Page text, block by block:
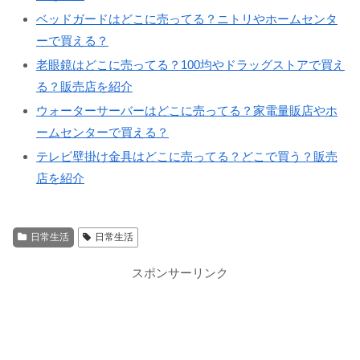
ベッドガードはどこに売ってる？ニトリやホームセンタ
ーで買える？
老眼鏡はどこに売ってる？100均やドラッグストアで買え
る？販売店を紹介
ウォーターサーバーはどこに売ってる？家電量販店やホ
ームセンターで買える？
テレビ壁掛け金具はどこに売ってる？どこで買う？販売
店を紹介
日常生活 日常生活
スポンサーリンク